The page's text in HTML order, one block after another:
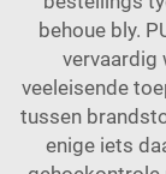
behoue bly.
vervaardig
veeleisende
tussen
enige iets